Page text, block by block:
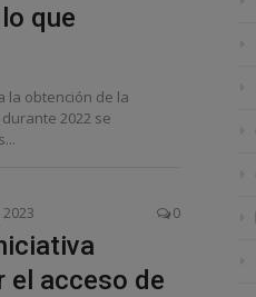
que
la obtención de la
2022 se
0
el acceso de